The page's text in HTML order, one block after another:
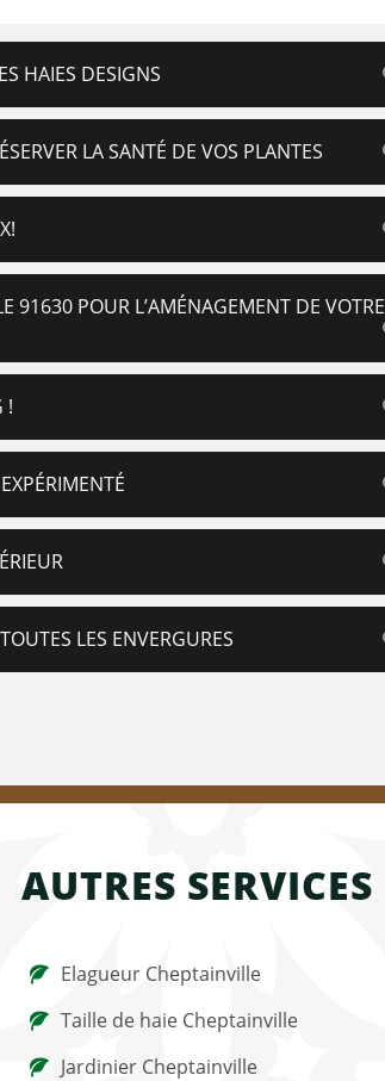
HAIES DESIGNS
LA SANTÉ DE VOS PLANTES
91630 POUR L’AMÉNAGEMENT DE VOTRE
!
LES ENVERGURES
AUTRES SERVICES
Elagueur Cheptainville
Taille de haie Cheptainville
Jardinier Cheptainville